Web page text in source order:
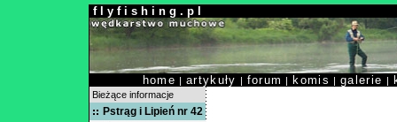
f l y f i s h i n g . p l
home |artykuły | forum | komis |galerie |
Bieżące informacje
Pstrąg i Lipień nr 42